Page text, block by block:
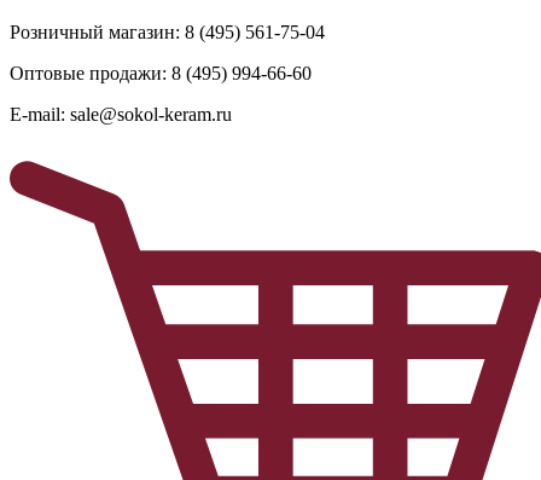
Розничный магазин: 8 (495) 561-75-04
Оптовые продажи: 8 (495) 994-66-60
E-mail: sale@sokol-keram.ru